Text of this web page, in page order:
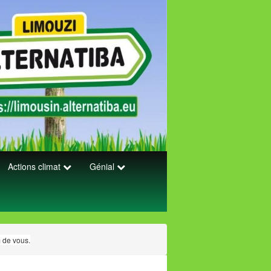
Actions climat Génial
vous.